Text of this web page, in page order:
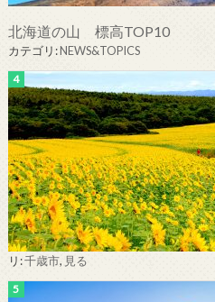
北海道の山 標高TOP10
カテゴリ:NEWS&TOPICS
リ:千歳市, 見る